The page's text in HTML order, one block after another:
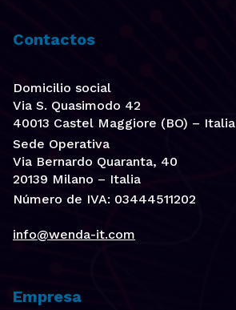
Contactos
Domicilio social
Via S. Quasimodo 42
40013 Castel Maggiore (BO) – Italia
Sede Operativa
Via Bernardo Quaranta, 40
20139 Milano – Italia
Número de IVA: 03444511202
info@wenda-it.com
Empresa